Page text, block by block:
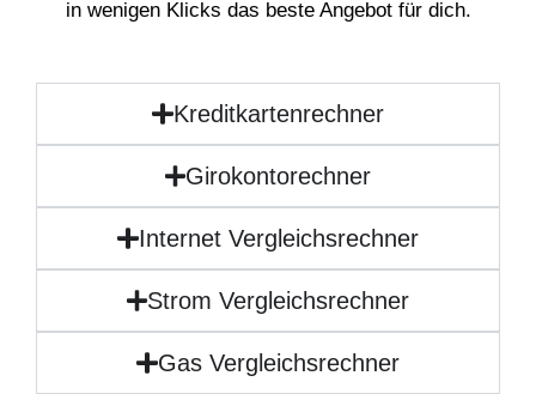
in wenigen Klicks das beste Angebot für dich.
Kreditkartenrechner
Girokontorechner
Internet Vergleichsrechner
Strom Vergleichsrechner
Gas Vergleichsrechner